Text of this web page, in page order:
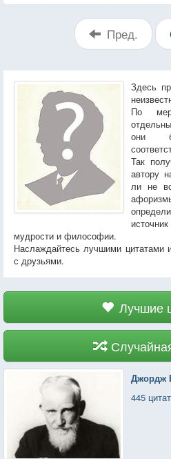
Пред.
Здесь
По
они
Так
автору
ли не
мудрости и философии.
Наслаждайтесь лучшими цитатами
с друзьями.
Лучшие
Джордж
445 цитат